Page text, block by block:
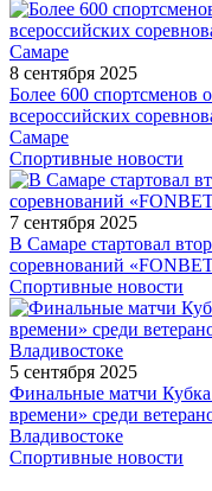
8 сентября 2025
Более 600 спортсменов
всероссийских
Самаре
Спортивные новости
7 сентября 2025
В Самаре стартовал
соревнований
Спортивные новости
5 сентября 2025
Финальные матчи
времени» среди
Владивостоке
Спортивные новости